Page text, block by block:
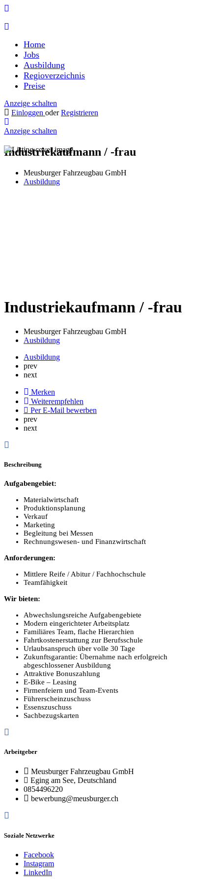
Home
Jobs
Ausbildung
Regioverzeichnis
Preise
Anzeige schalten
Einloggen oder Registrieren
Anzeige schalten
Industriekaufmann / -frau
Meusburger Fahrzeugbau GmbH
Ausbildung
Industriekaufmann / -frau
Meusburger Fahrzeugbau GmbH
Ausbildung
Ausbildung
prev
next
Merken
Weiterempfehlen
Per E-Mail bewerben
prev
next
Beschreibung
Aufgabengebiet:
Materialwirtschaft
Produktionsplanung
Verkauf
Marketing
Begleitung bei Messen
Rechnungswesen- und Finanzwirtschaft
Anforderungen:
Mittlere Reife / Abitur / Fachhochschule
Teamfähigkeit
Wir bieten:
Abwechslungsreiche Aufgabengebiete
Modern eingerichteter Arbeitsplatz
Familiäres Team, flache Hierarchien
Fahrtkostenerstattung zur Berufsschule
Urlaubsanspruch über volle 30 Tage
Zukunftsgarantie: Übernahme nach erfolgreich
abgeschlossener Ausbildung
Attraktive Bonuszahlung
E-Bike – Leasing
Firmenfeiern und Team-Events
Führerscheinzuschuss
Essenszuschuss
Sachbezugskarten
Arbeitgeber
Meusburger Fahrzeugbau GmbH
Eging am See, Deutschland
0854496220
bewerbung@meusburger.ch
Soziale Netzwerke
Facebook
Instagram
LinkedIn